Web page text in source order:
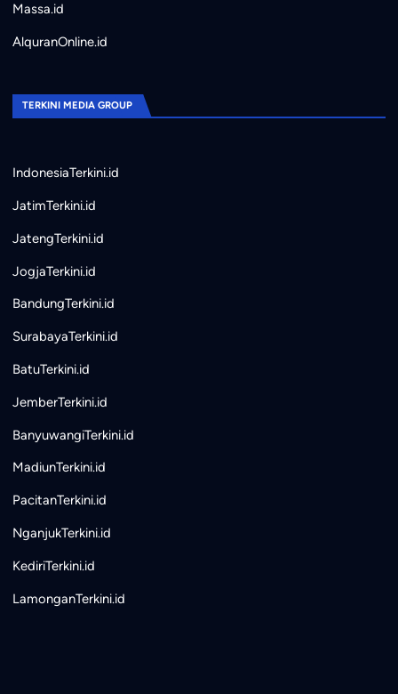
Massa.id
AlquranOnline.id
TERKINI MEDIA GROUP
IndonesiaTerkini.id
JatimTerkini.id
JatengTerkini.id
JogjaTerkini.id
BandungTerkini.id
SurabayaTerkini.id
BatuTerkini.id
JemberTerkini.id
BanyuwangiTerkini.id
MadiunTerkini.id
PacitanTerkini.id
NganjukTerkini.id
KediriTerkini.id
LamonganTerkini.id